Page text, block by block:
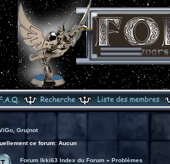
, Grujnot
ce forum: Aucun
Forum Ikki63 Index du Forum» Problèmes